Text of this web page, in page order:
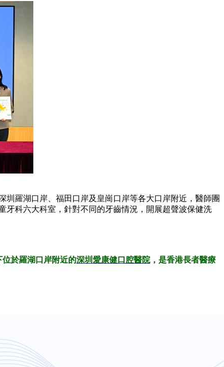
羅湖口岸、福田口岸及皇崗口岸等各大口岸附近，醫師團
牙科六大科室，針對不同的牙齒情況，開展超聲波保健洗
位於羅湖口岸附近的深圳愛康健口腔醫院，是香港長者醫療